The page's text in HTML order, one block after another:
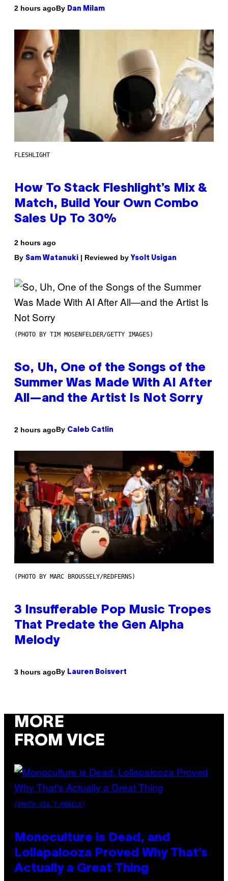
2 hours agoBy Dan Milam
FLESHLIGHT
How To Stack Fleshlight’s Mix &
Match, Build Your Own Combo
Sales Up To 30%
2 hours ago
By Sam Watanuki | Reviewed by Ysolt Usigan
(PHOTO BY TIM MOSENFELDER/GETTY IMAGES)
So, Uh, One of the Songs of the
Summer Was Made With AI After
All—and the Artist Is Not Sorry
2 hours agoBy Caleb Catlin
(PHOTO BY MARC BROUSSELY/REDFERNS)
3 Insufferable Pop Music Tropes
That Predate the Gen Alpha
Melody
3 hours agoBy Lauren Boisvert
MORE
FROM VICE
(PHOTO VIA T-MOBILE)
Monoculture is Dead, and
Lollapalooza Proved Why That’s
Actually a Great Thing